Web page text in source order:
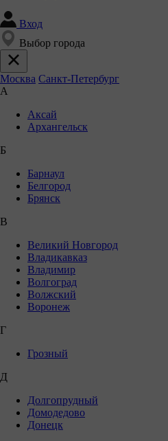
Вход
Выбор города
Москва Санкт-Петербург
А
Аксай
Архангельск
Б
Барнаул
Белгород
Брянск
В
Великий Новгород
Владикавказ
Владимир
Волгоград
Волжский
Воронеж
Г
Грозный
Д
Долгопрудный
Домодедово
Донецк